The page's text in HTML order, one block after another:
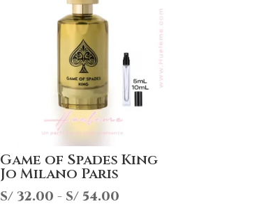
Game of Spades King
Jo Milano Paris
S/32.00 - S/54.00Rango